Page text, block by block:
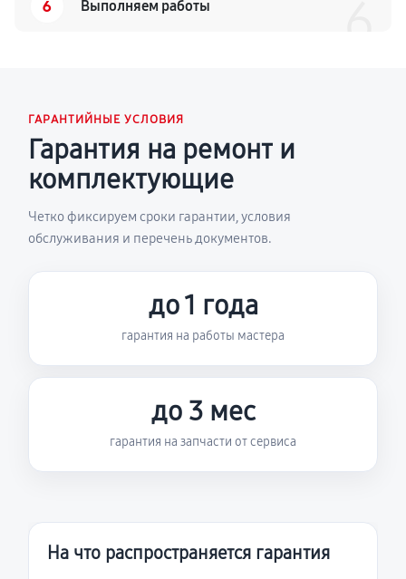
6 Выполняем работы
ГАРАНТИЙНЫЕ УСЛОВИЯ
Гарантия на ремонт и
комплектующие
Четко фиксируем сроки гарантии, условия
обслуживания и перечень документов.
до 1 года
гарантия на работы мастера
до 3 мес
гарантия на запчасти от сервиса
На что распространяется гарантия